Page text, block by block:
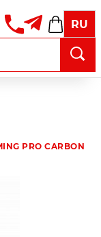
RU
PRO CARBON